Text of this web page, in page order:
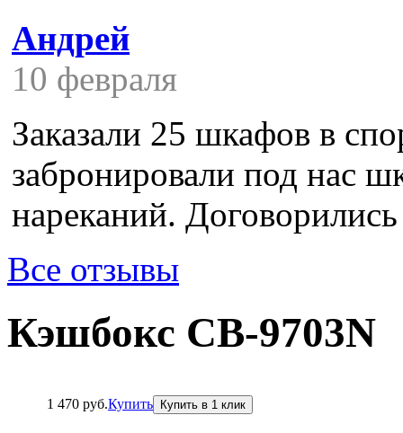
Андрей
10 февраля
Заказали 25 шкафов в
забронировали под нас
нареканий.
Все отзывы
Кэшбокс CB-9703N
1 470 руб.Купить